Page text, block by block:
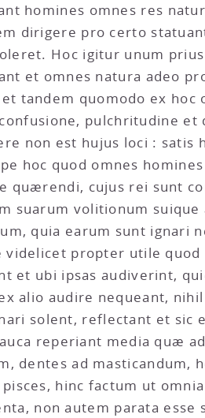
homines omnes res
dirigere pro certo
Hoc igitur unum
et omnes natura adeo
tandem quomodo ex
pulchritudine
non est hujus loci : satis
hoc quod omnes
quærendi, cujus rei sunt
suarum volitionum
quia earum sunt ignari
propter utile
et ubi ipsas audiverint,
alio audire nequeant,
solent, reflectant et sic
reperiant media quæ
dentes ad masticandum,
hinc factum ut
non autem parata esse